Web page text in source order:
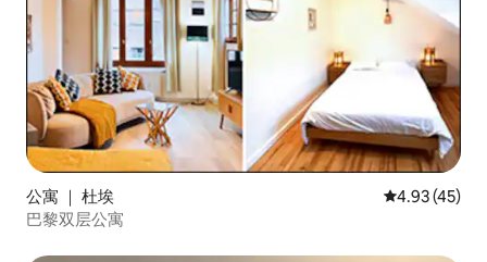
公寓 ｜ 杜埃 平均评分
4.93 (45)
巴黎双层公寓